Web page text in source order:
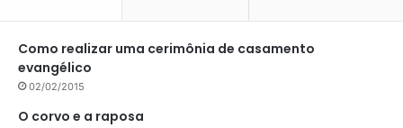
Como realizar uma cerimônia de casamento
evangélico
02/02/2015
O corvo e a raposa